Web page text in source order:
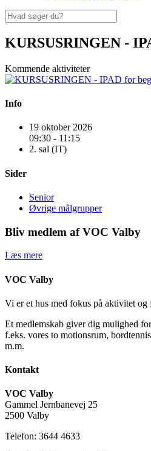
KURSUSRINGEN -
Kommende aktiviteter
Info
19 oktober 2026
09:30 - 11:15
2. sal (IT)
Sider
Senior
Øvrige målgrupper
Bliv medlem af VOC Valby
Læs mere
VOC Valby
Vi er et hus med fokus på aktivitet og
Et medlemskab giver dig mulighed
f.eks. vores to motionsrum,
m.m.
Kontakt
VOC Valby
Gammel Jernbanevej 25
2500 Valby
Telefon: 3644 4633